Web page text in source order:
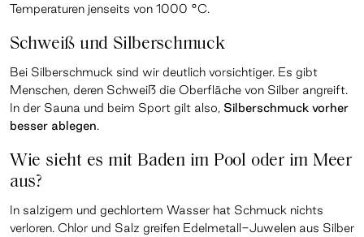
Temperaturen jenseits von 1000 °C.
Schweiß und Silberschmuck
Bei Silberschmuck sind wir deutlich vorsichtiger. Es gibt
Menschen, deren Schweiß die Oberfläche von Silber angreift.
In der Sauna und beim Sport gilt also, Silberschmuck vorher
besser ablegen.
Wie sieht es mit Baden im Pool oder im Meer
aus?
In salzigem und gechlortem Wasser hat Schmuck nichts
verloren. Chlor und Salz greifen Edelmetall-Juwelen aus Silber